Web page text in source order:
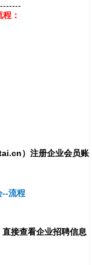
：
）注册企业会员账
--流程
接查看企业招聘信息